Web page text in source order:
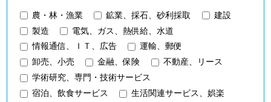
農・林・漁業 鉱業、採石、砂利採取
建設
製造
電気、ガス、熱供給、水道
情報通信、ＩＴ、広告
運輸、郵便
卸売、小売
金融、保険
不動産、リース
学術研究、専門・技術サービス
宿泊、飲食サービス
生活関連サービス、娯楽